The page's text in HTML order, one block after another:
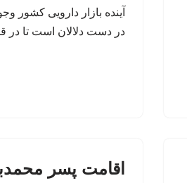
آینده بازار دارویی کشور
در دست دلالان است تا در
اقامت پسر